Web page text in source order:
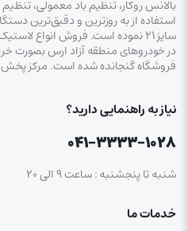
بالانس روکار، تنظیم باد معمولی، تنظیم
سایز ۲۱ نموده است. فروش انواع
در خودروهای منطقه آزاد ارس بصورت
فروشگاه گنجانده شده است. مرکز
نیاز به راهنمایی دارید؟
۰۴۱-۳۳۳۳-۱۰۲۸
شنبه تا پنجشنبه : ساعت ۹ الی ۲۰
خدمات ما